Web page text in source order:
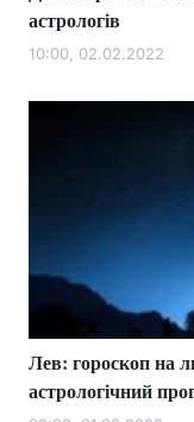
астрологів
10:00, 02.02.2022
Лев: гороскоп на
астрологічний